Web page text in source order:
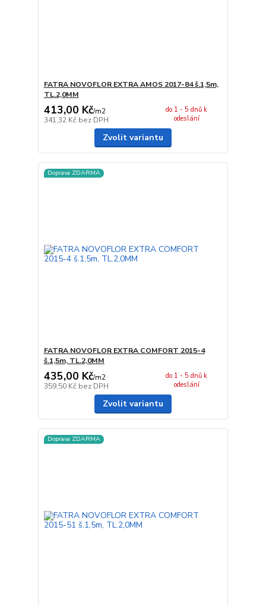
FATRA NOVOFLOR EXTRA AMOS 2017-84 š.1,5m,
TL.2,0MM
413,00 Kč/m2
341,32 Kč bez DPH
do 1 - 5 dnů k
odeslání
Zvolit variantu
Doprava ZDARMA
FATRA NOVOFLOR EXTRA COMFORT 2015-4
š.1,5m, TL.2,0MM
435,00 Kč/m2
359,50 Kč bez DPH
do 1 - 5 dnů k
odeslání
Zvolit variantu
Doprava ZDARMA